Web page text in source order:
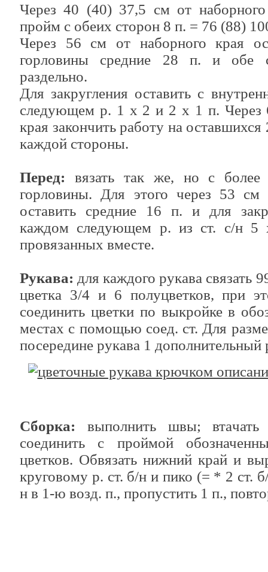
Через 40 (40) 37,5 см от наборного
пройм с обеих сторон 8 п. = 76 (88)
Через 56 см от наборного края
горловины средние 28 п. и обе
раздельно.
Для закругления оставить с
следующем р. 1 х 2 и 2 х 1 п. Через
края закончить работу на
каждой стороны.
Перед: вязать так же, но с более
горловины. Для этого через 53 см
оставить средние 16 п. и для
каждом следующем р. из ст. с/н
провязанных вместе.
Рукава: для каждого рукава связать
цветка 3/4 и 6 полуцветков, при
соединить цветки по выкройке в
местах с помощью соед. ст. Для
посередине рукава 1 дополнительный
Сборка: выполнить швы;
соединить с проймой
цветков. Обвязать нижний край и
круговому р. ст. б/н и пико (= * 2 ст.
н в 1-ю возд. п., пропустить 1 п.,